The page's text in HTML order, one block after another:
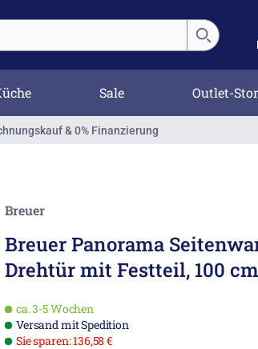
Sale Outlet-
& 0% Finanzierung
Breuer
Breuer Panorama
Drehtür mit Festteil, 100 cm
ca. 3-5 Wochen
Versand mit Spedition
Sie sparen: 136,58 €